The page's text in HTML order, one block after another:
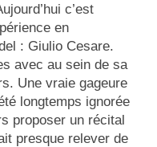
c’est
en
: Giulio Cesare.
avec au sein de sa
Une vraie gageure
longtemps ignorée
proposer un récital
presque relever de